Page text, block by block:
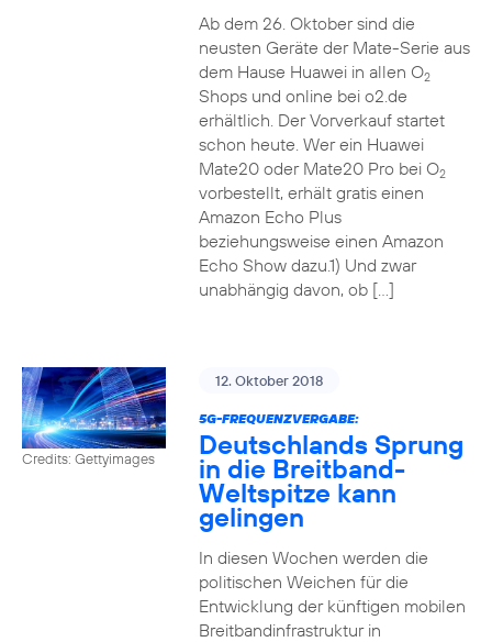
Ab dem 26. Oktober sind die
neusten Geräte der Mate-Serie aus
dem Hause Huawei in allen O2
Shops und online bei o2.de
erhältlich. Der Vorverkauf startet
schon heute. Wer ein Huawei
Mate20 oder Mate20 Pro bei O2
vorbestellt, erhält gratis einen
Amazon Echo Plus
beziehungsweise einen Amazon
Echo Show dazu.1) Und zwar
unabhängig davon, ob […]
Credits: Gettyimages
12. Oktober 2018
5G-FREQUENZVERGABE:
Deutschlands Sprung
in die Breitband-
Weltspitze kann
gelingen
In diesen Wochen werden die
politischen Weichen für die
Entwicklung der künftigen mobilen
Breitbandinfrastruktur in